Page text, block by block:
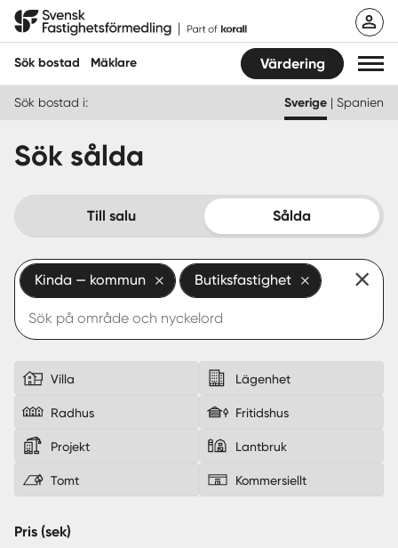
Hoppa
Svensk Fastighetsförmedling
Sök bostad Mäklare Värdering
Hitta mäklare
Köpa
Guider
Start
Logga in
Sverige|Spanien
Sök bostad i: Sverige | Spanien
Sök sålda
Till salu Sålda
Kinda — kommun Butiksfastighet
Villa Lägenhet
Radhus Fritidshus
Projekt Lantbruk
Tomt Kommersiellt
Pris (sek)